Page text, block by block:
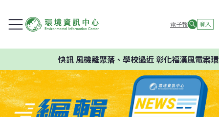
電子報 登入
快訊風機離聚落、學校過近 彰化福漢風電案環